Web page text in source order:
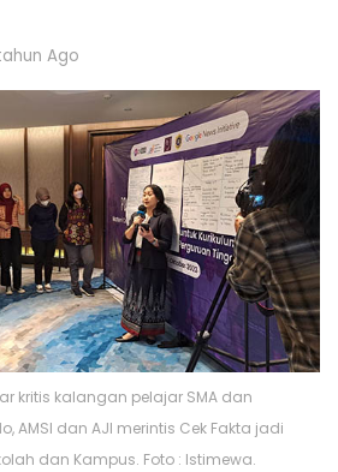
Ago
kritis kalangan pelajar SMA dan
AMSI dan AJI merintis Cek Fakta jadi
dan Kampus. Foto : Istimewa.